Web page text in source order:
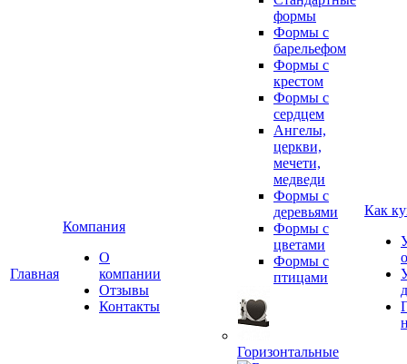
Главная
Компания
О
компании
Отзывы
Контакты
формы
Формы с
барельефом
Формы с
крестом
Формы с
сердцем
Ангелы,
церкви,
мечети,
медведи
Формы с
деревьями
Формы с
цветами
Формы с
птицами
Горизонтальные
Как